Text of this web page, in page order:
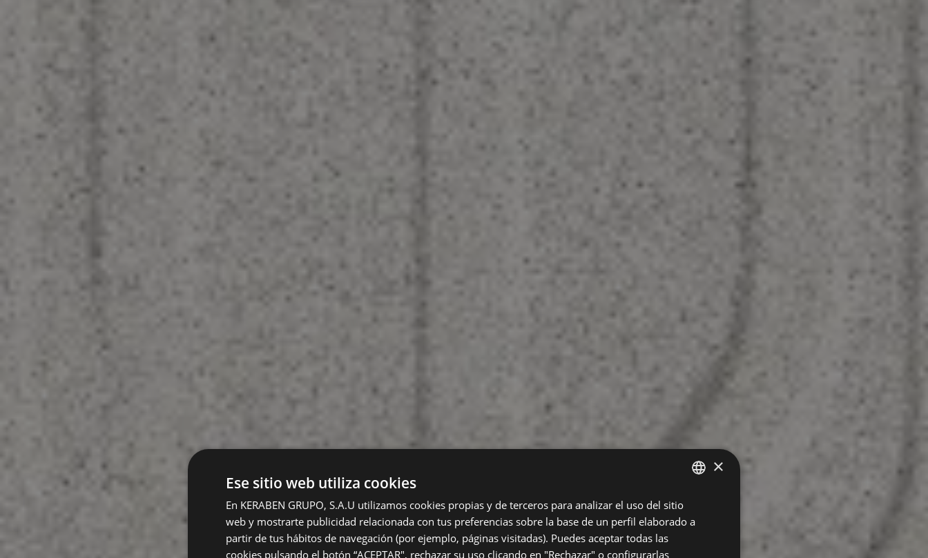
SPANISH
ENGLISH
×
Ese sitio web utiliza cookies
En KERABEN GRUPO, S.A.U utilizamos cookies propias y de terceros para analizar el uso del sitio
web y mostrarte publicidad relacionada con tus preferencias sobre la base de un perfil elaborado a
partir de tus hábitos de navegación (por ejemplo, páginas visitadas). Puedes aceptar todas las
cookies pulsando el botón “ACEPTAR", rechazar su uso clicando en "Rechazar" o configurarlas